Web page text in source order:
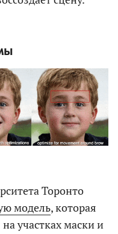
Торонто
модель, которая
участках маски и
персональных
информационных и